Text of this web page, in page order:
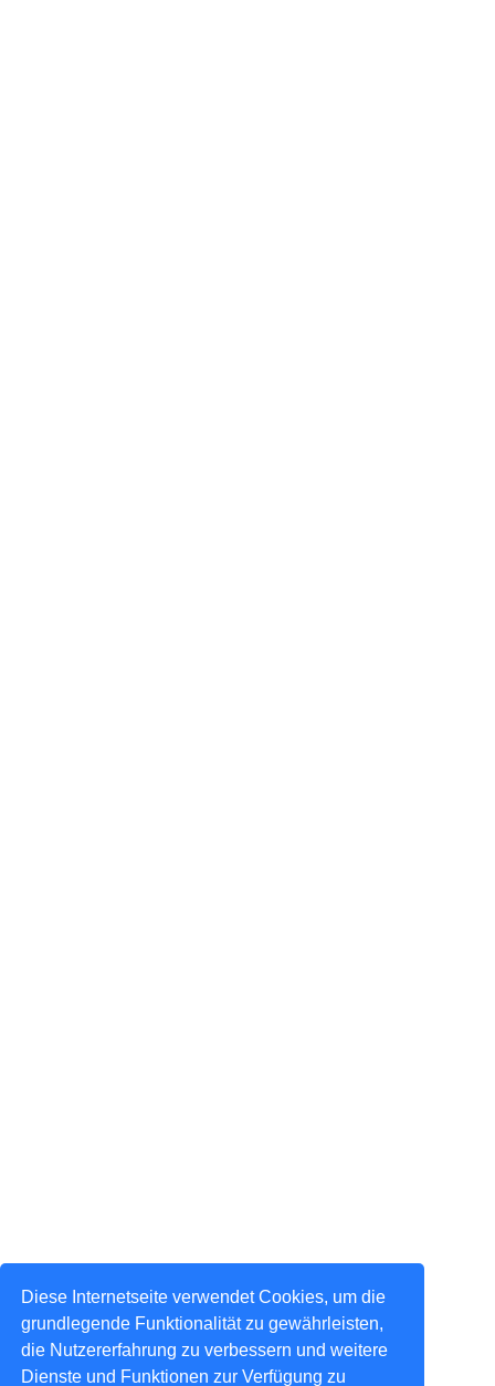
Diese Internetseite verwendet Cookies, um die
grundlegende Funktionalität zu gewährleisten,
die Nutzererfahrung zu verbessern und weitere
Dienste und Funktionen zur Verfügung zu